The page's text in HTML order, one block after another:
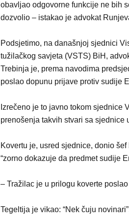
obavljao odgovorne funkcije ne bih
dozvolio – istakao je advokat
Podsjetimo, na današnjoj sjednici
tužilačkog savjeta (VSTS) BiH,
Trebinja je, prema navodima
poslao dopunu prijave protiv sudije
Izrečeno je to javno tokom sjednice
prenošenja takvih stvari sa
Kovertu je, usred sjednice, donio
“zorno dokazuje da predmet sudije
– Tražilac je u prilogu koverte
Tegeltija je vikao: “Nek čuju